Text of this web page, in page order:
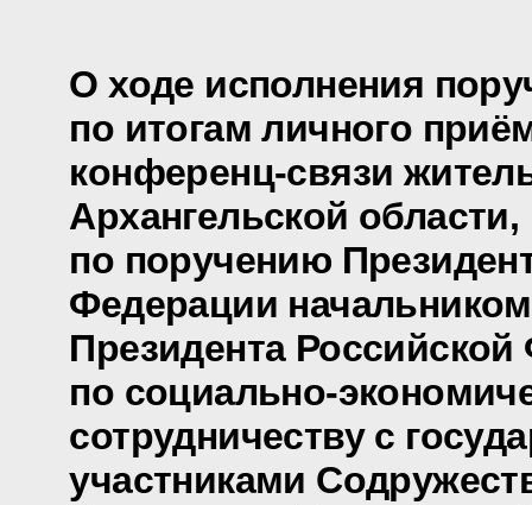
О ходе исполнения
по итогам личного
конференц-связи
Архангельской
по поручению
Федерации
Президента
по социально-
сотрудничеству с
участниками